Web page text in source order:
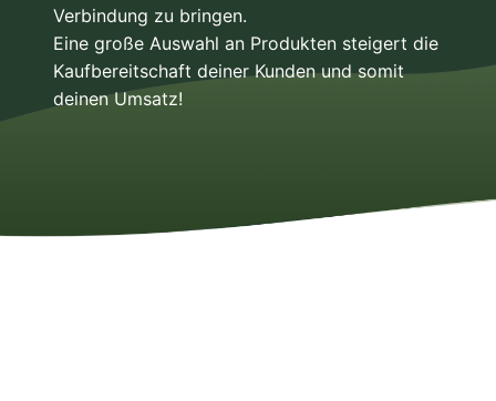
Verbindung zu bringen.
Eine große Auswahl an Produkten steigert die
Kaufbereitschaft deiner Kunden und somit
deinen Umsatz!